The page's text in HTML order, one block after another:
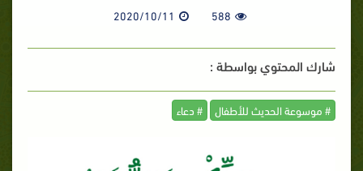
588
2020/10/11
شارك المحتوي بواسطة :
# موسوعة الحديث للأطفال # دعاء